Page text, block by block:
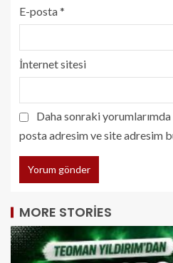
E-posta*
İnternet sitesi
Daha sonraki yorumlarımda
posta adresim ve site adresim
MORE STORIES